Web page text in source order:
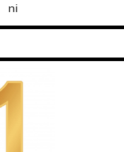
ni